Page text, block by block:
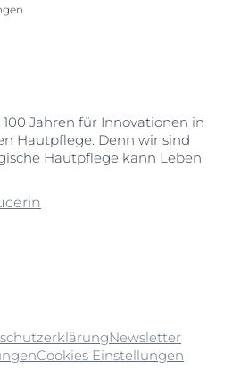
Jahren für Innovationen in
Hautpflege. Denn wir sind
Hautpflege kann Leben
Newsletter
Cookies Einstellungen